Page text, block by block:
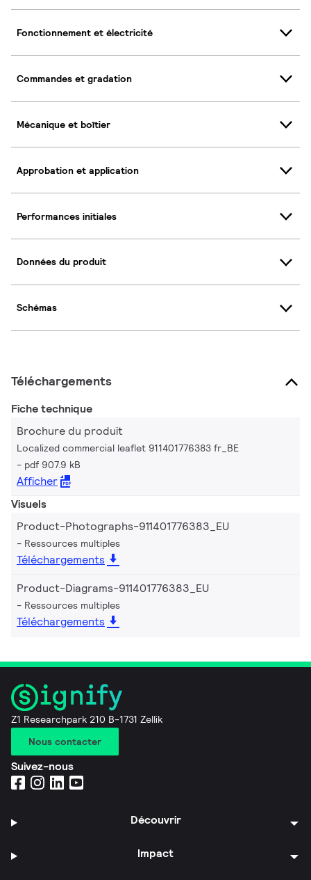
Fonctionnement et électricité
Commandes et gradation
Mécanique et boîtier
Approbation et application
Performances initiales
Données du produit
Schémas
Téléchargements
Fiche technique
Brochure du produit
Localized commercial leaflet 911401776383 fr_BE
pdf 907.9 kB
Afficher
Visuels
Product-Photographs-911401776383_EU
Ressources multiples
Téléchargements
Product-Diagrams-911401776383_EU
Ressources multiples
Téléchargements
Z1 Researchpark 210 B-1731 Zellik
Nous contacter
Suivez-nous
Découvrir
Impact